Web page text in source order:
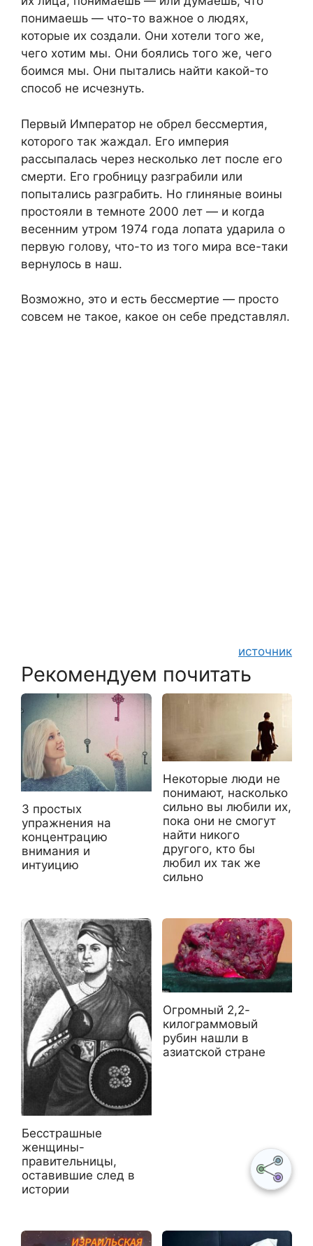
понимаешь — что-то важное о людях,
которые их создали. Они хотели того же,
чего хотим мы. Они боялись того же, чего
боимся мы. Они пытались найти какой-то
способ не исчезнуть.
Первый Император не обрел бессмертия,
которого так жаждал. Его империя
рассыпалась через несколько лет после его
смерти. Его гробницу разграбили или
попытались разграбить. Но глиняные воины
простояли в темноте 2000 лет — и когда
весенним утром 1974 года лопата ударила о
первую голову, что-то из того мира все-таки
вернулось в наш.
Возможно, это и есть бессмертие — просто
совсем не такое, какое он себе представлял.
источник
Рекомендуем почитать
3 простых
упражнения на
концентрацию
внимания и
интуицию
Некоторые люди не
понимают, насколько
сильно вы любили их,
пока они не смогут
найти никого
другого, кто бы
любил их так же
сильно
Бесстрашные
женщины-
правительницы,
оставившие след в
истории
Огромный 2,2-
килограммовый
рубин нашли в
азиатской стране